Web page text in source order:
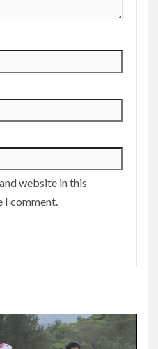
website in this
I comment.